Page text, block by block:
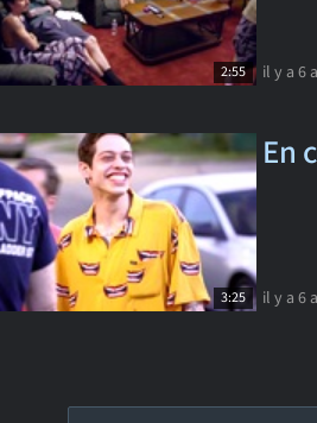
2:55 il y a 6
3:25
En
il y a 6